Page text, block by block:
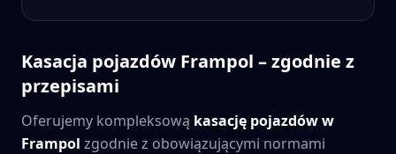
Kasacja pojazdów Frampol – zgodnie z
przepisami
Oferujemy kompleksową kasację pojazdów w
Frampol zgodnie z obowiązującymi normami